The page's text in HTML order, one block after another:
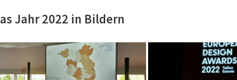
Jahr 2022 in Bildern